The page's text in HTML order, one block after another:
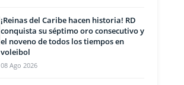
¡Reinas del Caribe hacen historia! RD
conquista su séptimo oro consecutivo y
el noveno de todos los tiempos en
voleibol
08 Ago 2026